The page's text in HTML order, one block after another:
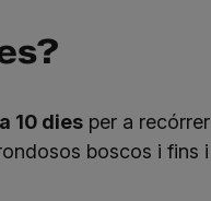
10 diesper a recórrer
boscos i fins i